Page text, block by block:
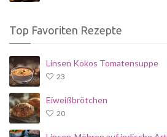
Top Favoriten Rezepte
Linsen Kokos Tomatensuppe
23
Eiweißbrötchen
20